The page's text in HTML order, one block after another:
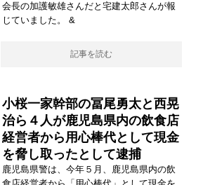
会長の加護敏雄さんだと宅建太郎さんが報
じていました。 &
記事を読む
小桜一家幹部の冨尾勇太と西晃
治ら４人が鹿児島県内の飲食店
経営者から用心棒代として現金
を脅し取ったとして逮捕
鹿児島県警は、今年５月、鹿児島県内の飲